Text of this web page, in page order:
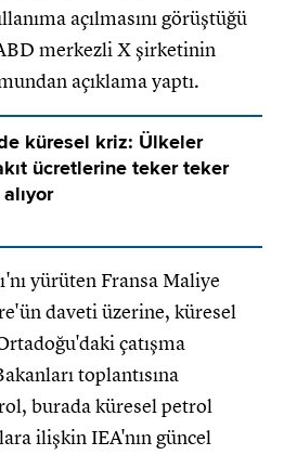
açılmasını görüştüğü
merkezli X şirketinin
açıklama yaptı.
küresel kriz: Ülkeler
ücretlerine teker teker
yürüten Fransa Maliye
daveti üzerine, küresel
çatışma
toplantısına
burada küresel petrol
ilişkin IEA'nın güncel